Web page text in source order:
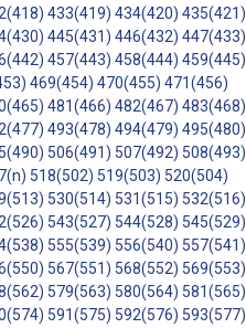
433(419) 434(420) 435(421)
445(431) 446(432) 447(433)
457(443) 458(444) 459(445)
469(454) 470(455) 471(456)
481(466) 482(467) 483(468)
493(478) 494(479) 495(480)
506(491) 507(492) 508(493)
518(502) 519(503) 520(504)
530(514) 531(515) 532(516)
543(527) 544(528) 545(529)
555(539) 556(540) 557(541)
567(551) 568(552) 569(553)
579(563) 580(564) 581(565)
591(575) 592(576) 593(577)